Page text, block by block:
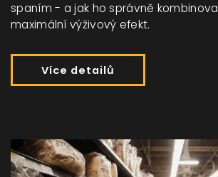
spaním - a jak ho správně
maximální výživový efekt.
Více detailů